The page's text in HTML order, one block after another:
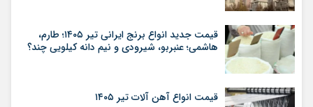
قیمت جدید انواع برنج ایرانی تیر ۱۴۰۵؛ طارم،
هاشمی؛ عنبربو، شیرودی و نیم دانه کیلویی چند؟
قیمت انواع آهن آلات تیر ۱۴۰۵